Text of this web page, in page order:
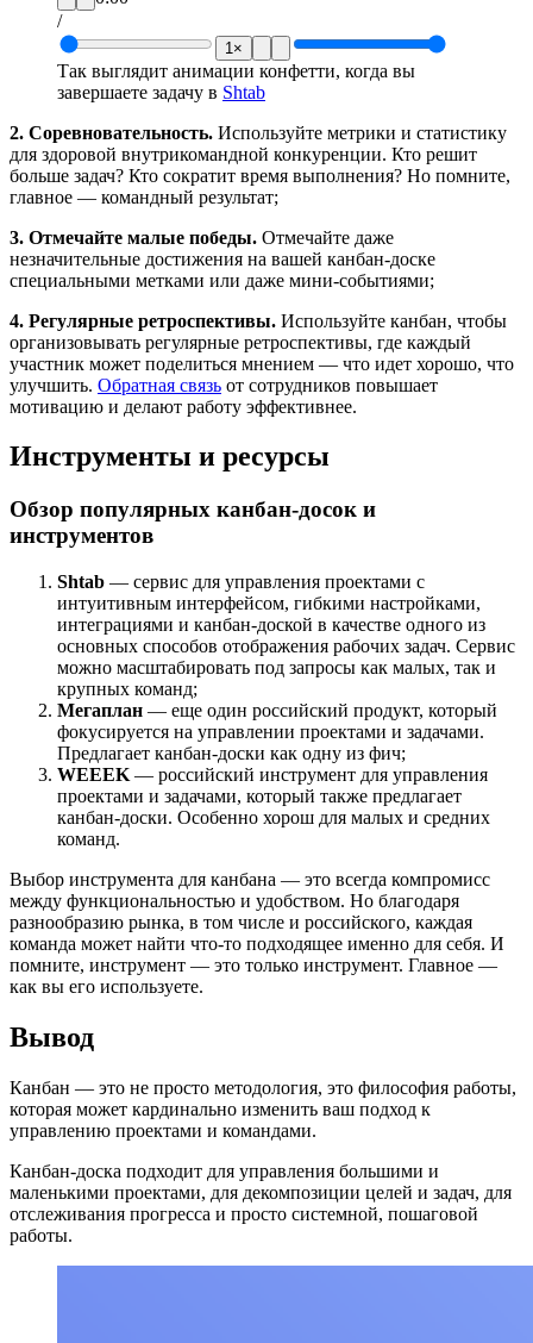
/
1×
Так выглядит анимации конфетти, когда вы
завершаете задачу в Shtab
2. Соревновательность. Используйте метрики и статистику
для здоровой внутрикомандной конкуренции. Кто решит
больше задач? Кто сократит время выполнения? Но помните,
главное — командный результат;
3. Отмечайте малые победы. Отмечайте даже
незначительные достижения на вашей канбан-доске
специальными метками или даже мини-событиями;
4. Регулярные ретроспективы. Используйте канбан, чтобы
организовывать регулярные ретроспективы, где каждый
участник может поделиться мнением — что идет хорошо, что
улучшить. Обратная связь от сотрудников повышает
мотивацию и делают работу эффективнее.
Инструменты и ресурсы
Обзор популярных канбан-досок и
инструментов
Shtab — сервис для управления проектами с
интуитивным интерфейсом, гибкими настройками,
интеграциями и канбан-доской в качестве одного из
основных способов отображения рабочих задач. Сервис
можно масштабировать под запросы как малых, так и
крупных команд;
Мегаплан — еще один российский продукт, который
фокусируется на управлении проектами и задачами.
Предлагает канбан-доски как одну из фич;
WEEEK — российский инструмент для управления
проектами и задачами, который также предлагает
канбан-доски. Особенно хорош для малых и средних
команд.
Выбор инструмента для канбана — это всегда компромисс
между функциональностью и удобством. Но благодаря
разнообразию рынка, в том числе и российского, каждая
команда может найти что-то подходящее именно для себя. И
помните, инструмент — это только инструмент. Главное —
как вы его используете.
Вывод
Канбан — это не просто методология, это философия работы,
которая может кардинально изменить ваш подход к
управлению проектами и командами.
Канбан-доска подходит для управления большими и
маленькими проектами, для декомпозиции целей и задач, для
отслеживания прогресса и просто системной, пошаговой
работы.